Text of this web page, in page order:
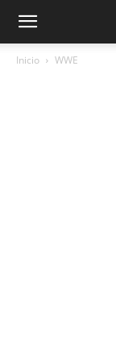
Inicio WWE